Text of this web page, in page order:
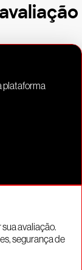
plataforma
avaliação.
segurança de